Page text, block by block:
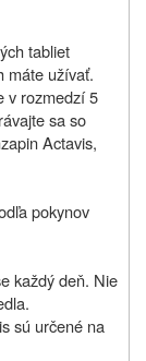
tabliet
máte užívať.
v rozmedzí 5
sa so
Actavis,
pokynov
každý deň. Nie
sú určené na